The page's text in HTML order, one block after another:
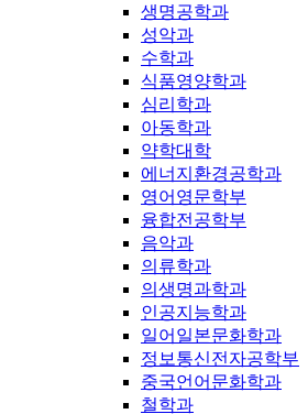
생명공학과
성악과
수학과
식품영양학과
심리학과
아동학과
약학대학
에너지환경공학과
영어영문학부
융합전공학부
음악과
의류학과
의생명과학과
인공지능학과
일어일본문화학과
정보통신전자공학부
중국언어문화학과
철학과